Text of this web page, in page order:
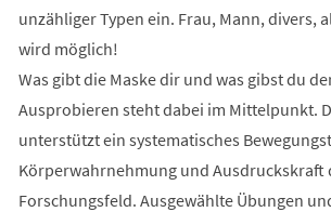
unzähliger Typen ein. Frau, Mann, divers,
wird möglich!
Was gibt die Maske dir und was gibst du
Ausprobieren steht dabei im Mittelpunkt.
unterstützt ein systematisches
Körperwahrnehmung und Ausdruckskraft
Forschungsfeld. Ausgewählte Übungen